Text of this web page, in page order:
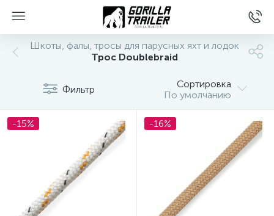
Шкоты, фалы, тросы для парусных яхт и лодок
Трос Doublebraid
Фильтр
Сортировка
По умолчанию
-15% -16%